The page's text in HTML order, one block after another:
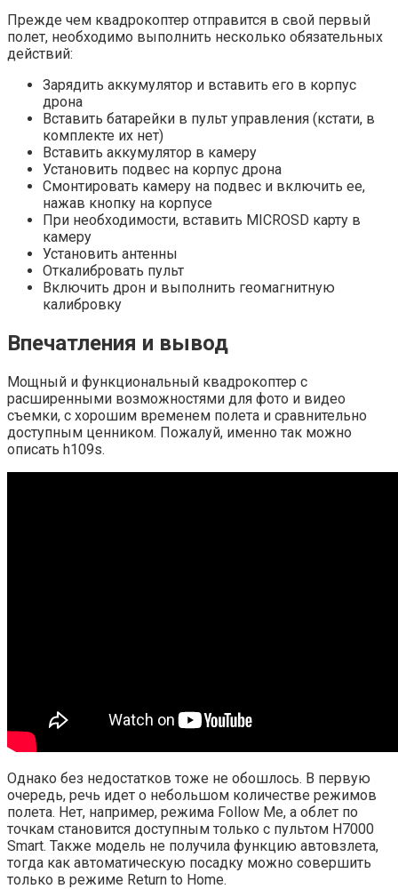
Прежде чем квадрокоптер отправится в свой первый
полет, необходимо выполнить несколько обязательных
действий:
Зарядить аккумулятор и вставить его в корпус
дрона
Вставить батарейки в пульт управления (кстати, в
комплекте их нет)
Вставить аккумулятор в камеру
Установить подвес на корпус дрона
Смонтировать камеру на подвес и включить ее,
нажав кнопку на корпусе
При необходимости, вставить MICROSD карту в
камеру
Установить антенны
Откалибровать пульт
Включить дрон и выполнить геомагнитную
калибровку
Впечатления и вывод
Мощный и функциональный квадрокоптер с
расширенными возможностями для фото и видео
съемки, с хорошим временем полета и сравнительно
доступным ценником. Пожалуй, именно так можно
описать h109s.
Однако без недостатков тоже не обошлось. В первую
очередь, речь идет о небольшом количестве режимов
полета. Нет, например, режима Follow Me, а облет по
точкам становится доступным только с пультом H7000
Smart. Также модель не получила функцию автовзлета,
тогда как автоматическую посадку можно совершить
только в режиме Return to Home.